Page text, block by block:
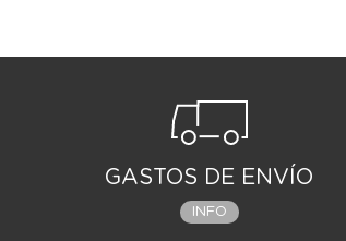
GASTOS DE ENVÍO
INFO